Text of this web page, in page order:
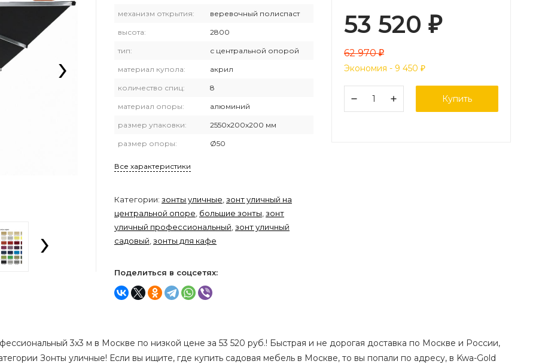
›
›
механизм открытия: веревочный полиспаст
высота: 2800
тип: с центральной опорой
материал купола: акрил
количество спиц: 8
материал опоры: алюминий
размер упаковки: 2550x200x200 мм
размер опоры: Ø50
Все характеристики
Категории: зонты уличные зонт уличный на
центральной опоре большие зонты зонт
уличный профессиональный зонт уличный
садовый зонты для кафе
Поделиться в соцсетях:
53 520 ₽
62 970₽
Экономия - 9 450 ₽
Купить
3х3 м в Москве по низкой цене за 53 520 руб.! Быстрая и не дорогая доставка по Москве и России,
Зонты уличные! Если вы ищите, где купить садовая мебель в Москве, то вы попали по адресу, в Kwa-Gold